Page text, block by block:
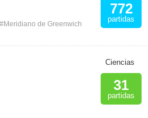
#Meridiano de Greenwich
772
partidas
Ciencias
31
partidas